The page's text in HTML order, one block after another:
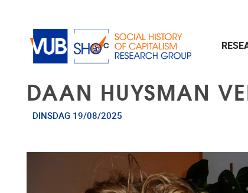
DAAN HUYSMAN
DINSDAG 19/08/2025